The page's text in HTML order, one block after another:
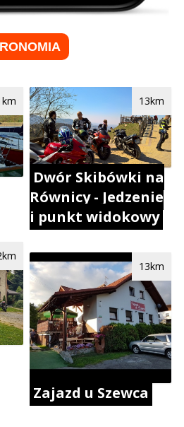
Dwór Skibówki na
Równicy - Jedzenie
i punkt widokowy
13km
Zajazd u Szewca
13km